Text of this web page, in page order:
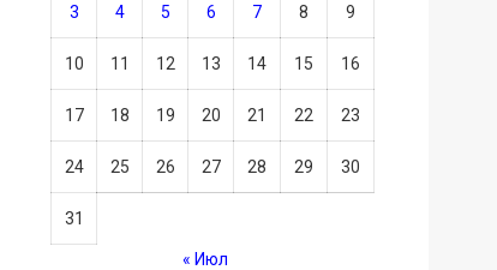
3 4 5 6 7 8 9
10 11 12 13 14 15 16
17 18 19 20 21 22 23
24 25 26 27 28 29 30
31
« Июл